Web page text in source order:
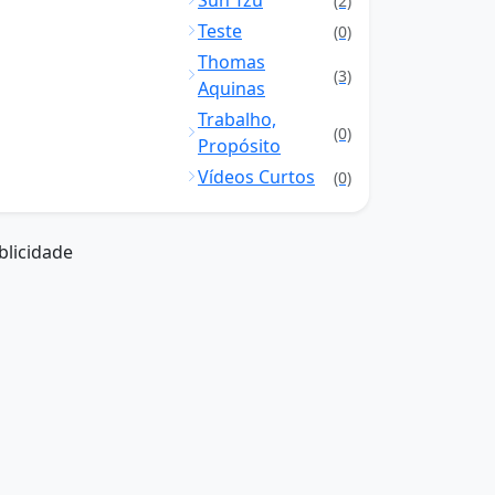
Teste (0)
Thomas
Aquinas
(3)
Trabalho,
Propósito
(0)
Vídeos Curtos (0)